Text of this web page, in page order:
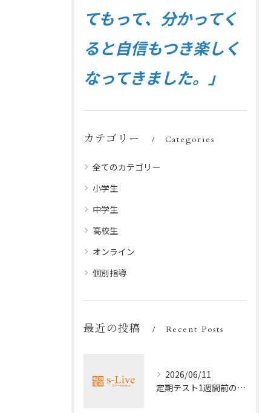
てもって、分かってく
ると自信もつき楽しく
なってきました。」
カテゴリー Categories
全てのカテゴリー
小学生
中学生
高校生
オンライン
個別指導
最近の投稿 Recent Posts
2026/06/11
定期テスト1週間前の効率暗記法